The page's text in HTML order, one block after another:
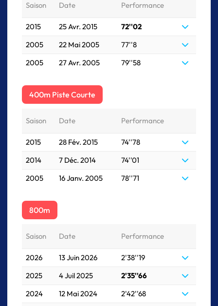
Saison Date Performance
2015 25 Avr. 2015
72''02
2005
22 Mai 2005
77''8
2005
27 Avr. 2005 79''58
400m Piste Courte
Saison Date Performance
2015 28 Fév. 2015
74''78
2014
7 Déc. 2014
74''01
2005
16 Janv. 2005 78''71
800m
Saison Date Performance
2026 13 Juin 2026
2'38''19
2025
4 Juil 2025
2'35''66
2024
12 Mai 2024
2'42''68